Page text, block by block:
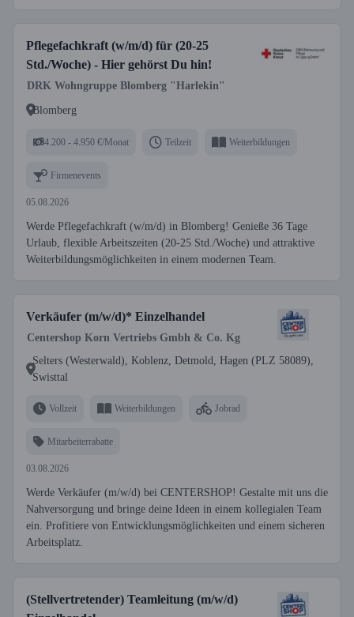
Pflegefachkraft (w/m/d) für (20-25
Std./Woche) - Hier gehörst Du hin!
DRK Wohngruppe Blomberg "Harlekin"
Blomberg
4.200 - 4.950 €/Monat Teilzeit Weiterbildungen
Firmenevents
05.08.2026
Werde Pflegefachkraft (w/m/d) in Blomberg! Genieße 36 Tage
Urlaub, flexible Arbeitszeiten (20-25 Std./Woche) und attraktive
Weiterbildungsmöglichkeiten in einem modernen Team.
Verkäufer (m/w/d)* Einzelhandel
Centershop Korn Vertriebs Gmbh & Co. Kg
Selters (Westerwald), Koblenz, Detmold, Hagen (PLZ 58089),
Swisttal
Vollzeit Weiterbildungen Jobrad
Mitarbeiterrabatte
03.08.2026
Werde Verkäufer (m/w/d) bei CENTERSHOP! Gestalte mit uns die
Nahversorgung und bringe deine Ideen in einem kollegialen Team
ein. Profitiere von Entwicklungsmöglichkeiten und einem sicheren
Arbeitsplatz.
(Stellvertretender) Teamleitung (m/w/d)